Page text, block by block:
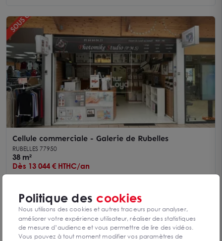
Cellule commerciale - Galerie de Rubelles
RUBELLES 77950
38 m²
Dès 13 044 € HTHC/an
Politique des cookies
Nous utilisons des cookies et autres traceurs pour analyser,
améliorer votre expérience utilisateur, réaliser des statistiques
de mesure d’audience et vous permettre de lire des vidéos.
Vous pouvez à tout moment modifier vos paramètres de